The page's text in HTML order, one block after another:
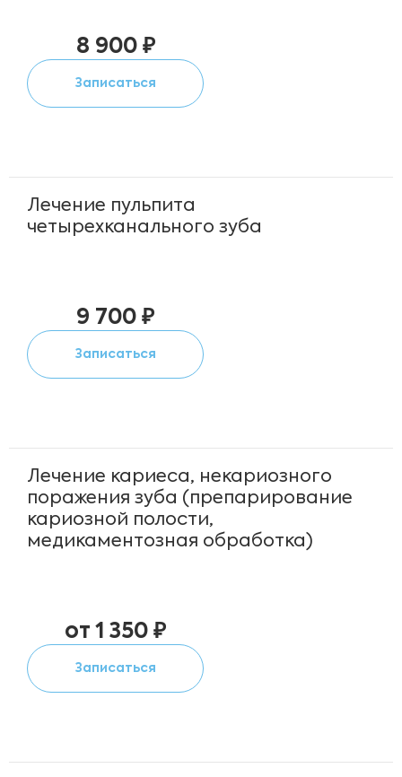
8 900 ₽
Записаться
Лечение пульпита
четырехканального зуба
9 700 ₽
Записаться
Лечение кариеса, некариозного
поражения зуба (препарирование
кариозной полости,
медикаментозная обработка)
от 1 350 ₽
Записаться